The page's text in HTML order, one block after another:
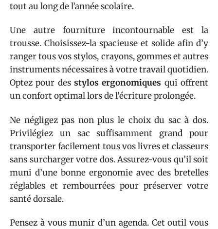
tout au long de l’année scolaire.
Une autre fourniture incontournable est la
trousse. Choisissez-la spacieuse et solide afin d’y
ranger tous vos stylos, crayons, gommes et autres
instruments nécessaires à votre travail quotidien.
Optez pour des stylos ergonomiques qui offrent
un confort optimal lors de l’écriture prolongée.
Ne négligez pas non plus le choix du sac à dos.
Privilégiez un sac suffisamment grand pour
transporter facilement tous vos livres et classeurs
sans surcharger votre dos. Assurez-vous qu’il soit
muni d’une bonne ergonomie avec des bretelles
réglables et rembourrées pour préserver votre
santé dorsale.
Pensez à vous munir d’un agenda. Cet outil vous